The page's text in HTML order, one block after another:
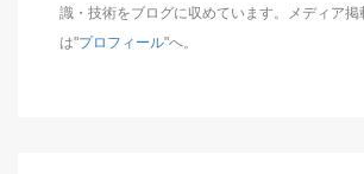
識・技術をブログに収めています。メディア掲
は"プロフィール"へ。